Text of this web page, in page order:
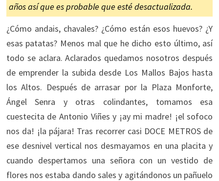
años así que es probable que esté desactualizada.
¿Cómo andais, chavales? ¿Cómo están esos huevos? ¿Y
esas patatas? Menos mal que he dicho esto último, así
todo se aclara. Aclarados quedamos nosotros después
de emprender la subida desde Los Mallos Bajos hasta
los Altos. Después de arrasar por la Plaza Monforte,
Ángel Senra y otras colindantes, tomamos esa
cuestecita de Antonio Viñes y ¡ay mi madre! ¡el sofoco
nos da! ¡la pájara! Tras recorrer casi DOCE METROS de
ese desnivel vertical nos desmayamos en una placita y
cuando despertamos una señora con un vestido de
flores nos estaba dando sales y agitándonos un pañuelo